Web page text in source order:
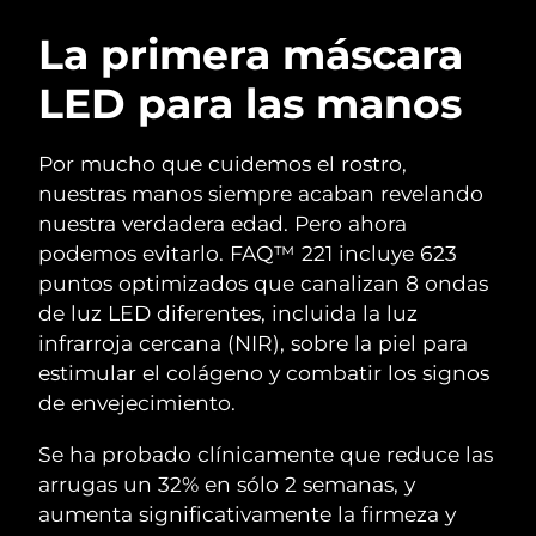
La primera máscara
LED para las manos
Por mucho que cuidemos el rostro,
nuestras manos siempre acaban revelando
nuestra verdadera edad. Pero ahora
podemos evitarlo. FAQ™ 221 incluye 623
puntos optimizados que canalizan 8 ondas
de luz LED diferentes, incluida la luz
infrarroja cercana (NIR), sobre la piel para
estimular el colágeno y combatir los signos
de envejecimiento.
Se ha probado clínicamente que reduce las
arrugas un 32% en sólo 2 semanas, y
aumenta significativamente la firmeza y
LUNA™ 4 pack
Anti-aging massage
LUNA™ 4 Plus
Massage, LED heating
For men, anti-aging massage
BEAR™ 2 pack
Microcurrent toning
BEAR™ 2 go
Microcurrent toning on-the-go
Microcurrent line smoothing device
Hidratación
UFO™ 3 pack
Deep facial hydration
UFO™ 3 LED
Near-infrared and red light therapy
device
Cuidado bucal
issa™ 4
Hybrid silicone sonic toothbrush
issa™ 4 plus
Smart hybrid silicone sonic toothbrush
TRATAMIENTO ANTIEDAD FAQ™
Antiedad Tratamientos LED
Austria Entrega prevista
Baréin Entrega prevista8/9/26
Bélgica
Bermudas Entrega prevista8/14/26
Bosnia y Herzegovina Entrega prevista8/11/26
Brunéi Entrega prevista
Bulgaria Entrega prevista8/8/26
Chile Entrega prevista